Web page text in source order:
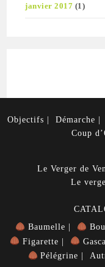
janvier 2017 (1)
Objectifs
Démarche
Coup
Le Verger de
Le
Baumelle
Figarette
Pélégrine